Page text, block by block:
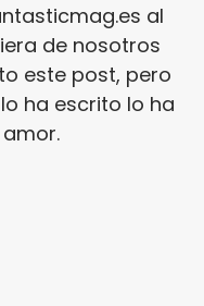
al
de nosotros
este post, pero
ha escrito lo ha